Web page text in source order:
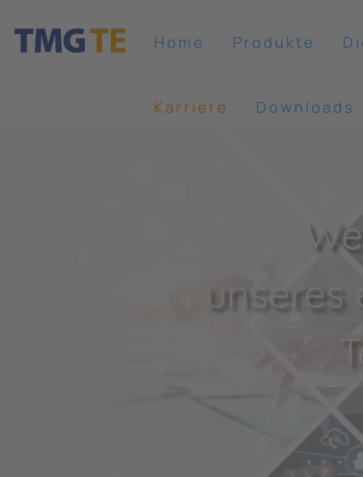
Home Produkte
Karriere Downloads